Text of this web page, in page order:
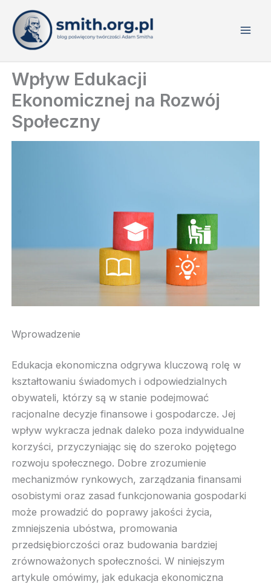
Przejdź
treści
Wpływ Edukacji
Ekonomicznej na Rozwój
Społeczny
Wprowadzenie
Edukacja ekonomiczna odgrywa kluczową rolę w
kształtowaniu świadomych i odpowiedzialnych
obywateli, którzy są w stanie podejmować
racjonalne decyzje finansowe i gospodarcze. Jej
wpływ wykracza jednak daleko poza indywidualne
korzyści, przyczyniając się do szeroko pojętego
rozwoju społecznego. Dobre zrozumienie
mechanizmów rynkowych, zarządzania finansami
osobistymi oraz zasad funkcjonowania gospodarki
może prowadzić do poprawy jakości życia,
zmniejszenia ubóstwa, promowania
przedsiębiorczości oraz budowania bardziej
zrównoważonych społeczności. W niniejszym
artykule omówimy, jak edukacja ekonomiczna